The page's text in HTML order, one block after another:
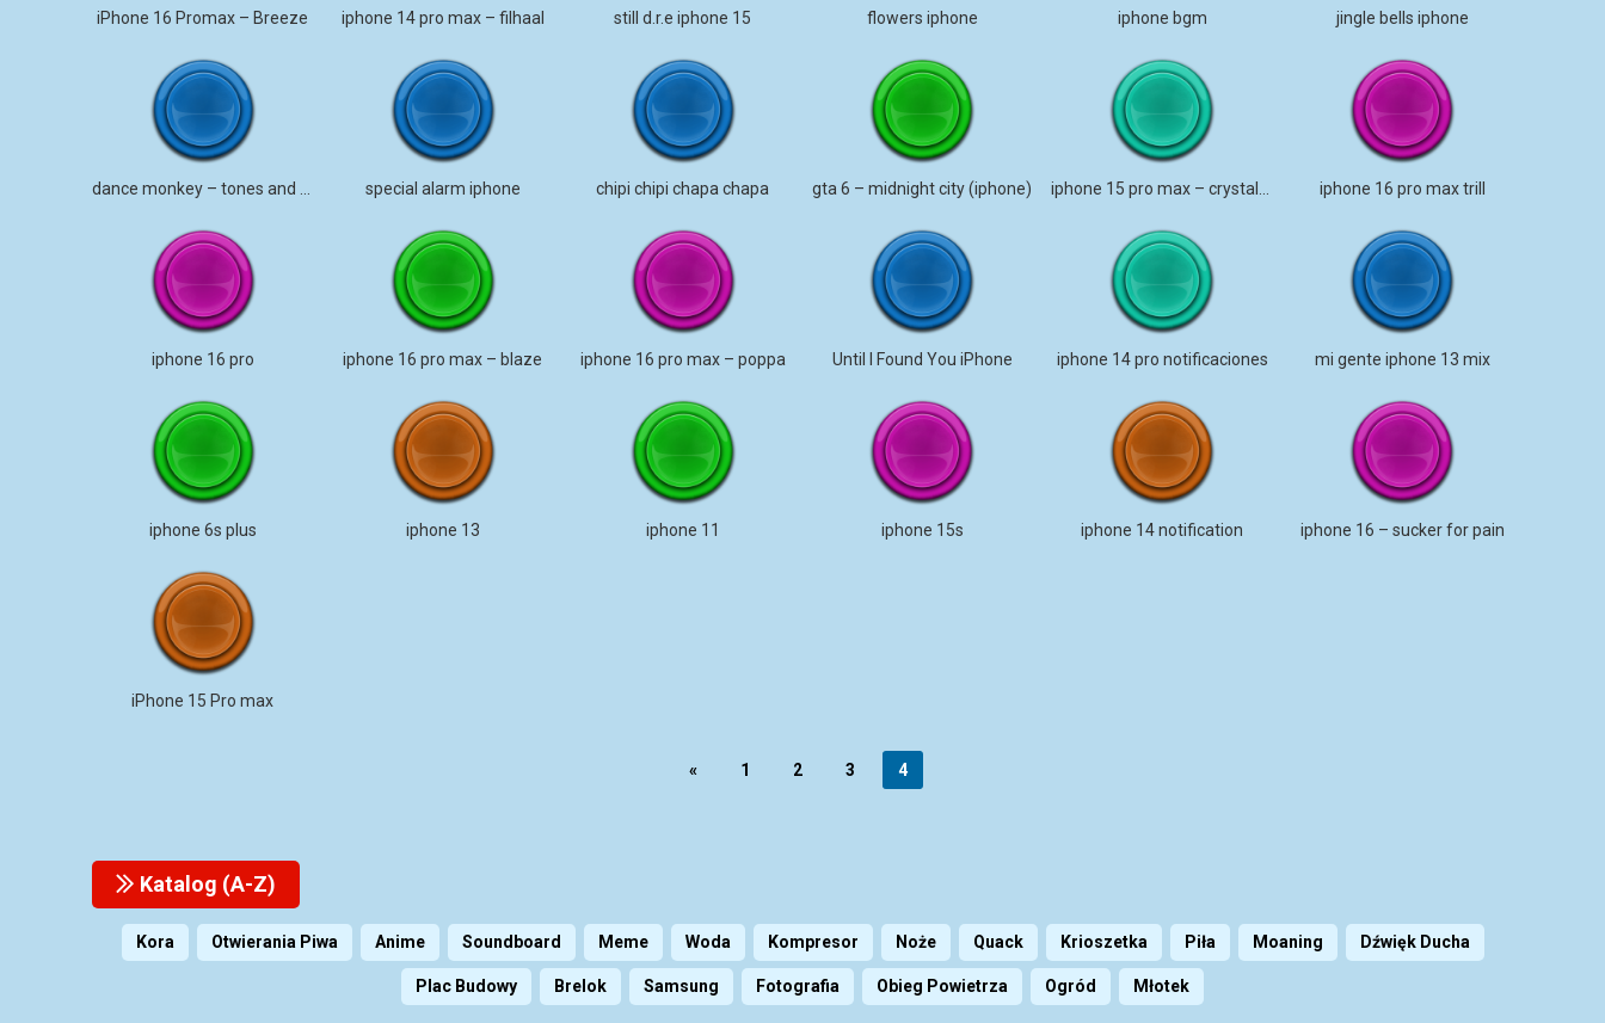
iPhone 16 Promax – Breeze iphone 14 pro max – filhaal still d.r.e iphone 15 flowers iphone iphone bgm jingle bells iphone
special alarm iphone chipi chipi chapa chapa gta 6 – midnight city (iphone) iphone 16 pro max trill
iphone 16 pro iphone 16 pro max – blaze iphone 16 pro max – poppa Until I Found You iPhone iphone 14 pro notificaciones mi gente iphone 13 mix
iphone 6s plus iphone 13 iphone 11 iphone 15s iphone 14 notification iphone 16 – sucker for pain
iPhone 15 Pro max
« 1 2 3 4
Katalog (A-Z)
Kora Otwierania Piwa Anime Soundboard Meme Woda Kompresor Noże Quack Krioszetka Piła Moaning Dźwięk Ducha
Plac Budowy Brelok Samsung Fotografia Obieg Powietrza Ogród Młotek